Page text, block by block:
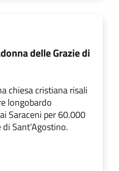
delle Grazie di
chiesa cristiana risali
longobardo
Saraceni per 60.000
Sant’Agostino.